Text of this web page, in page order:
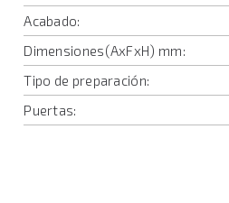
Acabado:
Dimensiones(AxFxH) mm:
Tipo de preparación:
Puertas: